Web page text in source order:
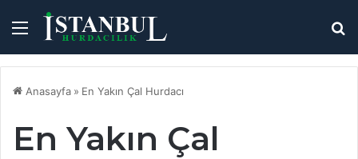
Menü
Anasayfa » En Yakın Çal Hurdacı
En Yakın Çal